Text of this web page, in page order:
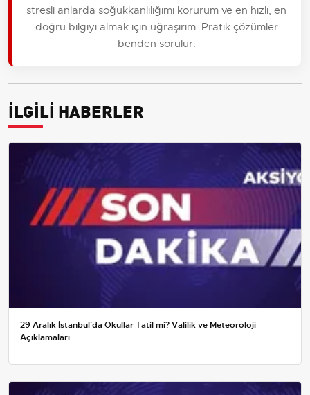
stresli anlarda soğukkanlılığımı korurum ve en hızlı, en
doğru bilgiyi almak için uğraşırım. Pratik çözümler
benden sorulur.
İLGİLİ HABERLER
29 Aralık İstanbul'da Okullar Tatil mi? Valilik ve Meteoroloji
Açıklamaları